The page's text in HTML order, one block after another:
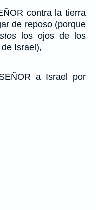
contra la tierra
de reposo (porque
los ojos de los
Israel),
a Israel por